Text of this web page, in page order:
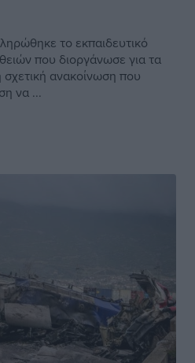
το εκπαιδευτικό
που διοργάνωσε για τα
ανακοίνωση που
να ...